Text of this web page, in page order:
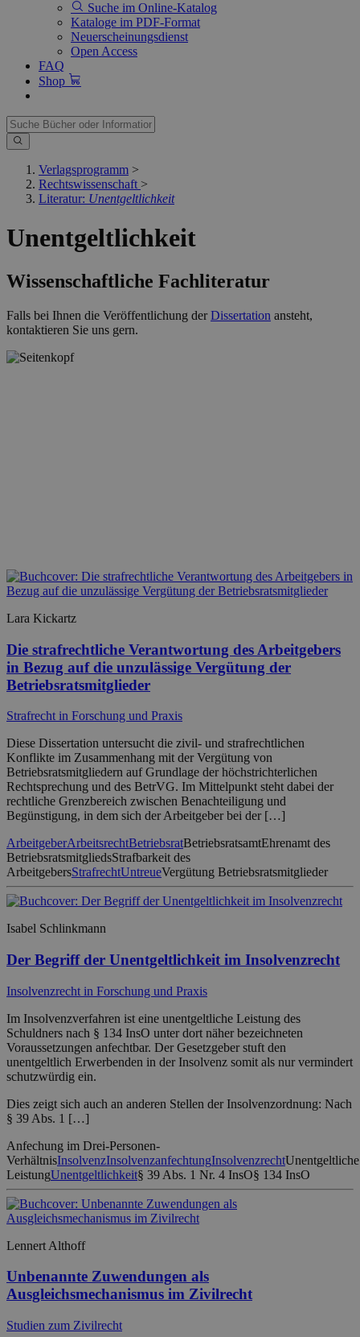
Suche im Online-Katalog
Kataloge im PDF-Format
Neuerscheinungsdienst
Open Access
FAQ
Shop
Verlagsprogramm >
Rechtswissenschaft >
Literatur: Unentgeltlichkeit
Unentgeltlichkeit
Wissenschaftliche Fachliteratur
Falls bei Ihnen die Veröffentlichung derDissertation ansteht,
kontaktieren Sie uns gern.
Lara Kickartz
Die strafrechtliche Verantwortung des Arbeitgebers
in Bezug auf die unzulässige Vergütung der
Betriebsratsmitglieder
Strafrecht in Forschung und Praxis
Diese Dissertation untersucht die zivil- und strafrechtlichen
Konflikte im Zusammenhang mit der Vergütung von
Betriebsratsmitgliedern auf Grundlage der höchstrichterlichen
Rechtsprechung und des BetrVG. Im Mittelpunkt steht dabei der
rechtliche Grenzbereich zwischen Benachteiligung und
Begünstigung, in dem sich der Arbeitgeber bei der […]
ArbeitgeberArbeitsrechtBetriebsratBetriebsratsamtEhrenamt des
BetriebsratsmitgliedsStrafbarkeit des
ArbeitgebersStrafrechtUntreueVergütung Betriebsratsmitglieder
Isabel Schlinkmann
Der Begriff der Unentgeltlichkeit im Insolvenzrecht
Insolvenzrecht in Forschung und Praxis
Im Insolvenzverfahren ist eine unentgeltliche Leistung des
Schuldners nach § 134 InsO unter dort näher bezeichneten
Voraussetzungen anfechtbar. Der Gesetzgeber stuft den
unentgeltlich Erwerbenden in der Insolvenz somit als nur vermindert
schutzwürdig ein.
Dies zeigt sich auch an anderen Stellen der Insolvenzordnung: Nach
§ 39 Abs. 1 […]
Anfechung im Drei-Personen-
VerhältnisInsolvenzInsolvenzanfechtungInsolvenzrechtUnentgeltliche
LeistungUnentgeltlichkeit§ 39 Abs. 1 Nr. 4 InsO§ 134 InsO
Lennert Althoff
Unbenannte Zuwendungen als
Ausgleichsmechanismus im Zivilrecht
Studien zum Zivilrecht